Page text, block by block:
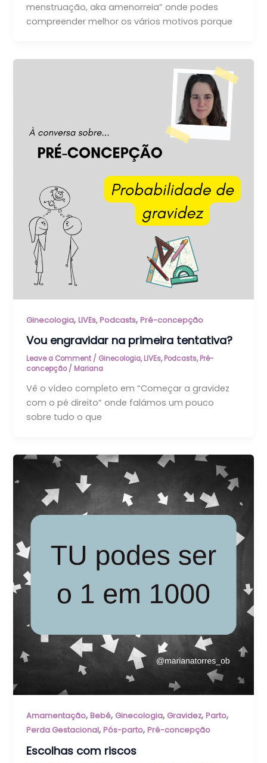
menstruação, aka amenorreia” onde podes
compreender melhor os vários motivos porque
Ginecologia,LIVEs, Podcasts,Pré-concepção
Vou engravidar na primeira tentativa?
Leave a Comment / Ginecologia,LIVEs, Podcasts,Pré-
concepção/ Mariana
Vê o vídeo completo em “Começar a gravidez
com o pé direito” onde falámos um pouco
sobre tudo o que
Amamentação,Bebé, Ginecologia, Gravidez,Parto,
Perda Gestacional,Pós-parto,Pré-concepção
Escolhas com riscos